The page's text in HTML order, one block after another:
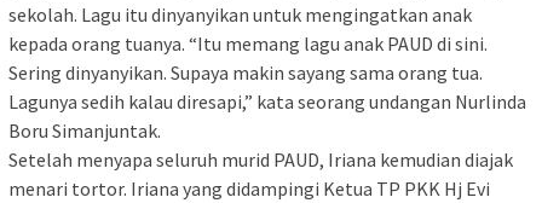
sekolah. Lagu itu dinyanyikan untuk mengingatkan anak
kepada orang tuanya. “Itu memang lagu anak PAUD di sini.
Sering dinyanyikan. Supaya makin sayang sama orang tua.
Lagunya sedih kalau diresapi,” kata seorang undangan Nurlinda
Boru Simanjuntak.
Setelah menyapa seluruh murid PAUD, Iriana kemudian diajak
menari tortor. Iriana yang didampingi Ketua TP PKK Hj Evi